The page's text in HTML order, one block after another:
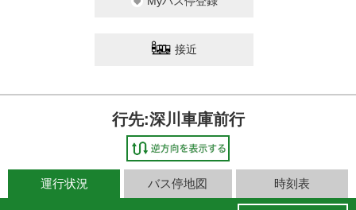
接近
行先:深川車庫前行
運行状況 バス停地図 時刻表